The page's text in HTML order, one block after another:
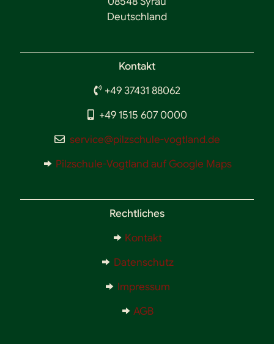
Deutschland
Kontakt
+49 37431 88062
+49 1515 607 0000
service@pilzschule-vogtland.de
Pilzschule-Vogtland auf Google Maps
Rechtliches
Kontakt
Datenschutz
Impressum
AGB